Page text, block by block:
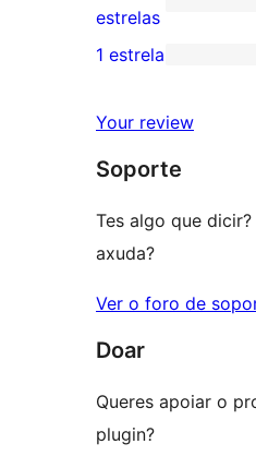
estrelas
de
3
0
valoracións
2
estrelas
de
1
1 estrela
Your review
Soporte
Tes algo que
axuda?
Ver o foro de
Doar
Queres apoiar o
plugin?